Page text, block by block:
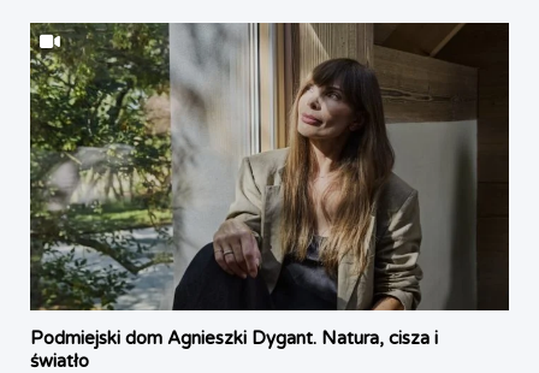
Podmiejski dom Agnieszki Dygant. Natura, cisza i
światło